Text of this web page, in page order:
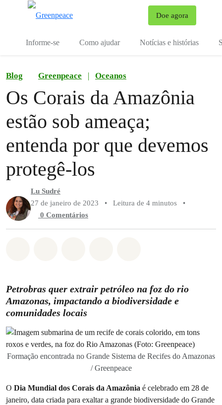
Doe agora
Informe-se Como ajudar Notícias e histórias
Blog Greenpeace | Oceanos
Os Corais da Amazônia
estão sob ameaça;
entenda por que devemos
protegê-los
Lu Sudré
27 de janeiro de 2023
• Leitura de 4 minutos
•
0 Comentários
Petrobras quer extrair petróleo na foz do rio
Amazonas, impactando a biodiversidade e
comunidades locais
Formação encontrada no Grande Sistema de Recifes do Amazonas
/ Greenpeace
O Dia Mundial dos Corais da Amazônia é celebrado em 28 de
janeiro, data criada para exaltar a grande biodiversidade do Grande